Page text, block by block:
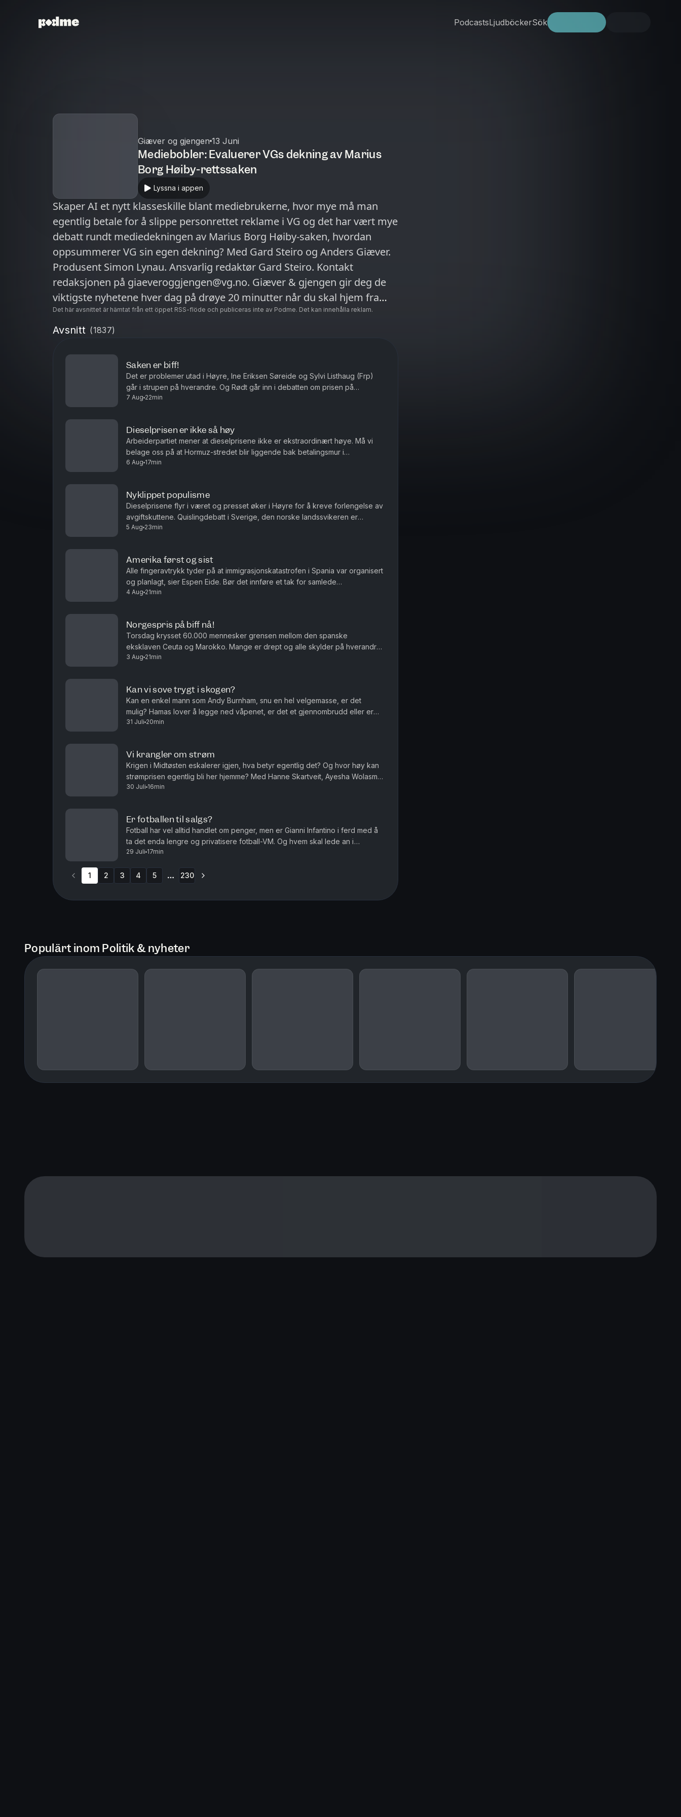
PodcastsLjudböckerSök
Giæver og gjengen 13 Juni
Mediebobler: Evaluerer VGs dekning av Marius
Borg Høiby-rettssaken
Lyssna i appen
Skaper AI et nytt klasseskille blant mediebrukerne, hvor mye må man
egentlig betale for å slippe personrettet reklame i VG og det har vært mye
debatt rundt mediedekningen av Marius Borg Høiby-saken, hvordan
oppsummerer VG sin egen dekning? Med Gard Steiro og Anders Giæver.
Produsent Simon Lynau. Ansvarlig redaktør Gard Steiro. Kontakt
redaksjonen på giaeveroggjengen@vg.no. Giæver & gjengen gir deg de
viktigste nyhetene hver dag på drøye 20 minutter når du skal hjem fra
jobb. Hør «Mediebobler» hver lørdag om feilene pressen gjør og
dilemmaer VG står i. Alltid på Podme.
Det här avsnittet är hämtat från ett öppet RSS-flöde och publiceras inte av Podme. Det kan innehålla reklam.
Avsnitt (1837)
Saken er biff!
Det er problemer utad i Høyre, Ine Eriksen Søreide og Sylvi Listhaug (Frp)
går i strupen på hverandre. Og Rødt går inn i debatten om prisen på
indrefilet, slik er det i verdens rikeste land. Med Ander...
7 Aug 22min
Dieselprisen er ikke så høy
Arbeiderpartiet mener at dieselprisene ikke er ekstraordinært høye. Må vi
belage oss på at Hormuz-stredet blir liggende bak betalingsmur i
uoverskuelig fremtid? Antall sivile Ukrainere som blir drept ...
6 Aug 17min
Nyklippet populisme
Dieselprisene flyr i været og presset øker i Høyre for å kreve forlengelse av
avgiftskuttene. Quislingdebatt i Sverige, den norske landssvikeren er
aktualisert i landet som holdt seg nøytral under and...
5 Aug 23min
Amerika først og sist
Alle fingeravtrykk tyder på at immigrasjonskatastrofen i Spania var organisert
og planlagt, sier Espen Eide. Bør det innføre et tak for samlede
velferdsytelser er debatten etter et regnestykke til NAV...
4 Aug 21min
Norgespris på biff nå!
Torsdag krysset 60.000 mennesker grensen mellom den spanske
eksklaven Ceuta og Marokko. Mange er drept og alle skylder på hverandre
i sakens anledning, og må det innføres norgespris på biff i dette la...
3 Aug 21min
Kan vi sove trygt i skogen?
Kan en enkel mann som Andy Burnham, snu en hel velgemasse, er det
mulig? Hamas lover å legge ned våpenet, er det et gjennombrudd eller er
det ren ønsketetenkning. Og har menn et spesielt ansvar når de...
31 Juli 20min
Vi krangler om strøm
Krigen i Midtøsten eskalerer igjen, hva betyr egentlig det? Og hvor høy kan
strømprisen egentlig bli her hjemme? Med Hanne Skartveit, Ayesha Wolasmal
og Roar Valderhaug. Produsent Sara Gustavsen. Ansv...
30 Juli 16min
Er fotballen til salgs?
Fotball har vel alltid handlet om penger, men er Gianni Infantino i ferd med å
ta det enda lengre og privatisere fotball-VM. Og hvem skal lede an i
debatten om fordommer mot homofile i muslimske miljø...
29 Juli 17min
1 2 3 4 5 230
Populärt inom Politik & nyheter